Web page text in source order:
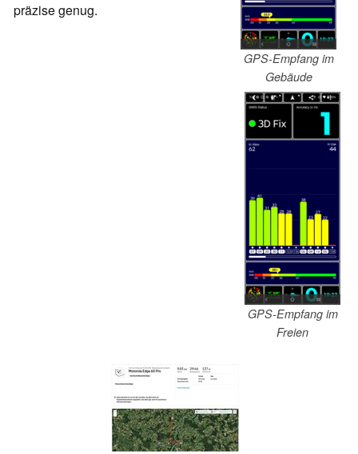
GPS-Empfang im
Gebäude
GPS-Empfang im
Freien
präzise genug.